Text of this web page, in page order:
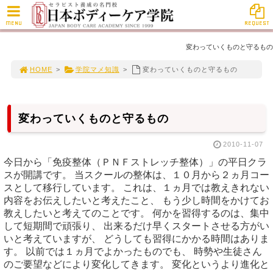
変わっていくものと守るもの
HOME > 学院マメ知識 > 変わっていくものと守るもの
変わっていくものと守るもの
2010-11-07
今日から「免疫整体（ＰＮＦストレッチ整体）」の平日クラ
スが開講です。 当スクールの整体は、１０月から２ヵ月コー
スとして移行しています。 これは、１ヵ月では教えきれない
内容をお伝えしたいと考えたこと、 もう少し時間をかけてお
教えしたいと考えてのことです。 何かを習得するのは、集中
して短期間で頑張り、 出来るだけ早くスタートさせる方がい
いと考えていますが、 どうしても習得にかかる時間はありま
す。 以前では１ヵ月でよかったものでも、 時勢や生徒さん
のご要望などにより変化してきます。 変化というより進化と
MENU REQUEST